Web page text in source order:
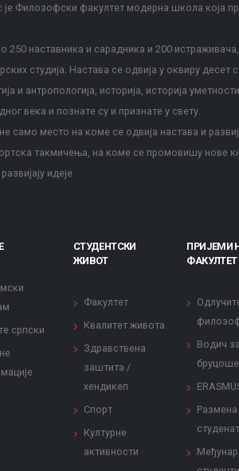
је Филозофски факултет модерна школа која
наставника и сарадника и 200
студија. Настава се одвија у оквиру десет
и антропологија, историја, историја
века и познате су и признате у свету.
само место на коме се одвија настава и
такмичења, на коме се промовишу нове
идеје.
српски
СТУДЕНТСКИ
ЖИВОТ
Факултет
Квалитет живота
Здравствена
заштита /
хендикеп
Спорт
Културне
активности
ПРИЈЕМИ
ФАКУЛТЕТ
Водич за
бруцоше
Размена